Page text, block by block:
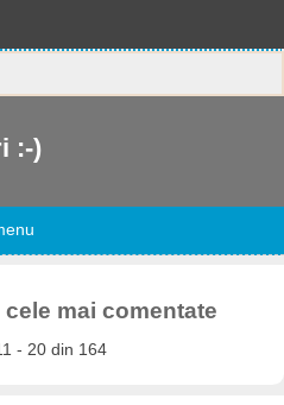
:-)
mai comentate
- 20 din 164